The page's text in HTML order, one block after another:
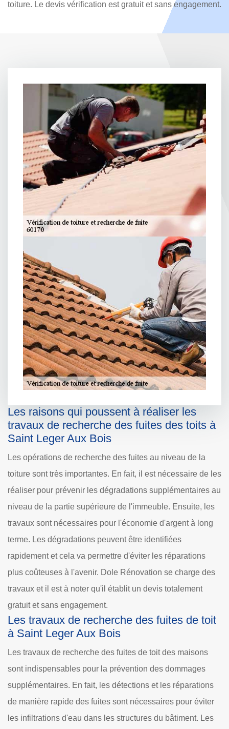
toiture. Le devis vérification est gratuit et sans engagement.
Les raisons qui poussent à réaliser les
travaux de recherche des fuites des toits à
Saint Leger Aux Bois
Les opérations de recherche des fuites au niveau de la
toiture sont très importantes. En fait, il est nécessaire de les
réaliser pour prévenir les dégradations supplémentaires au
niveau de la partie supérieure de l'immeuble. Ensuite, les
travaux sont nécessaires pour l'économie d'argent à long
terme. Les dégradations peuvent être identifiées
rapidement et cela va permettre d'éviter les réparations
plus coûteuses à l'avenir. Dole Rénovation se charge des
travaux et il est à noter qu'il établit un devis totalement
gratuit et sans engagement.
Les travaux de recherche des fuites de toit
à Saint Leger Aux Bois
Les travaux de recherche des fuites de toit des maisons
sont indispensables pour la prévention des dommages
supplémentaires. En fait, les détections et les réparations
de manière rapide des fuites sont nécessaires pour éviter
les infiltrations d'eau dans les structures du bâtiment. Les